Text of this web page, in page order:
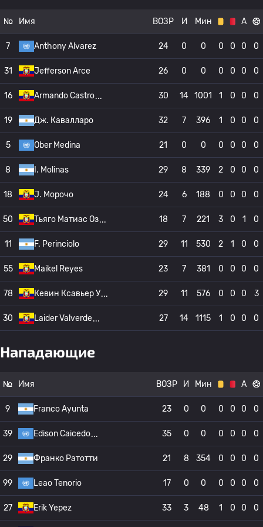
№ Имя ВОЗР И Мин А
7 Anthony Alvarez 24 0 0 0 0 0 0
31 Jefferson Arce 26 0 0 0 0 0 0
16 Armando Castro 30 14 1001 1 0 0 0
19 Дж. Кавалларо 32 7 396 1 0 0 0
5 Ober Medina 21 0 0 0 0 0 0
8 I. Molinas 29 8 339 2 0 0 0
18 J. Морочо 24 6 188 0 0 0 0
50 Тьяго Матиас Оз 18 7 221 3 0 1 0
11 F. Perinciolo 29 11 530 2 1 0 0
55 Maikel Reyes 23 7 381 0 0 0 0
78 Кевин Ксавьер У 29 11 576 0 0 0 3
30 Laider Valverde 27 14 1115 1 0 0 0
Нападающие
№ Имя ВОЗР И Мин А
9 Franco Ayunta 23 0 0 0 0 0 0
39 Edison Caicedo 35 0 0 0 0 0 0
29 Франко Ратотти 21 8 354 0 0 0 0
99 Leao Tenorio 17 0 0 0 0 0 0
27 Erik Yepez 33 3 48 1 0 0 0